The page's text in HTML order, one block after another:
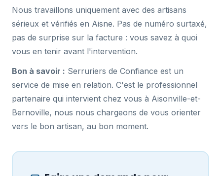
Nous travaillons uniquement avec des artisans
sérieux et vérifiés en Aisne. Pas de numéro surtaxé,
pas de surprise sur la facture : vous savez à quoi
vous en tenir avant l'intervention.
Bon à savoir : Serruriers de Confiance est un
service de mise en relation. C'est le professionnel
partenaire qui intervient chez vous à Aisonville-et-
Bernoville, nous nous chargeons de vous orienter
vers le bon artisan, au bon moment.